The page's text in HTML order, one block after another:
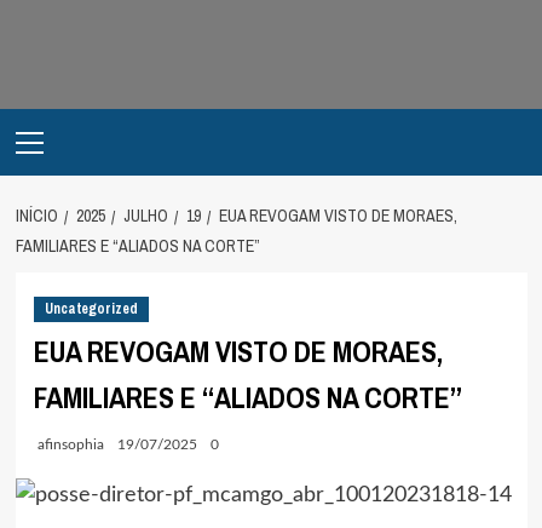
Menu
INÍCIO 2025 JULHO 19
EUA REVOGAM VISTO DE MORAES,
FAMILIARES E “ALIADOS NA CORTE”
Uncategorized
EUA REVOGAM VISTO DE MORAES,
FAMILIARES E “ALIADOS NA CORTE”
afinsophia 19/07/2025 0